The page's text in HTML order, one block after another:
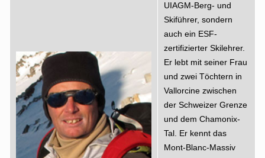
UIAGM-Berg- und
Skiführer, sondern
auch ein ESF-
zertifizierter Skilehrer.
Er lebt mit seiner Frau
und zwei Töchtern in
Vallorcine zwischen
der Schweizer Grenze
und dem Chamonix-
Tal. Er kennt das
Mont-Blanc-Massiv